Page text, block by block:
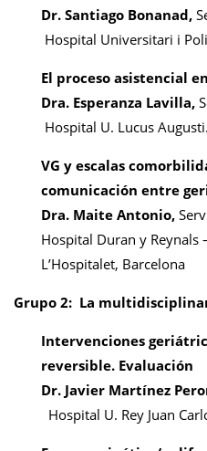
Dr. Santiago Bonanad,
Hospital Universitari i
El proceso asistencial
Dra. Esperanza Lavilla,
Hospital U. Lucus
VG y escalas
comunicación entre
Dra. Maite Antonio,
Hospital Duran y Reynals
L’Hospitalet, Barcelona
Grupo 2: La
Intervenciones
reversible. Evaluación
Dr. Javier Martínez
Hospital U. Rey Juan